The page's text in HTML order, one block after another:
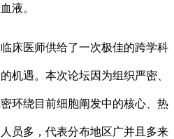
液。
医师供给了一次极佳的跨学科
机遇。本次论坛因为组织严密、
环绕目前细胞阐发中的核心、热
员多，代表分布地区广并且多来